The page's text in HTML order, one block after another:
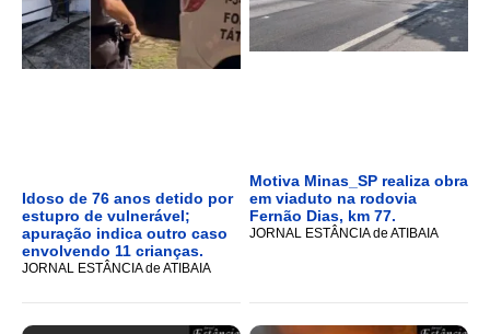
Idoso de 76 anos detido por
estupro de vulnerável;
apuração indica outro caso
envolvendo 11 crianças.
JORNAL ESTÂNCIA de ATIBAIA
Motiva Minas_SP realiza obra
em viaduto na rodovia
Fernão Dias, km 77.
JORNAL ESTÂNCIA de ATIBAIA